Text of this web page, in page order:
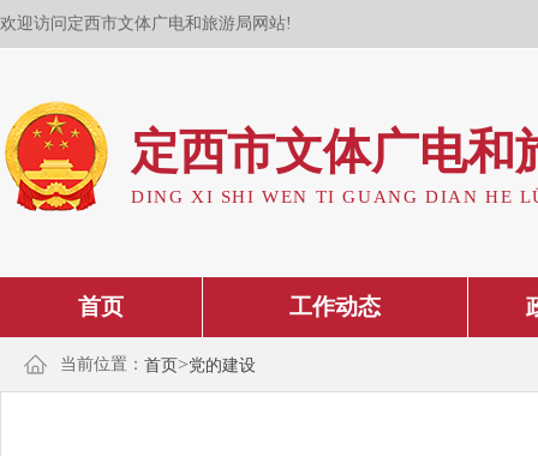
欢迎访问定西市文体广电和旅游局网站!
定西市文体广电和
DING XI SHI WEN TI GUANG DIAN HE
首页 工作动态
当前位置： 首页>党的建设